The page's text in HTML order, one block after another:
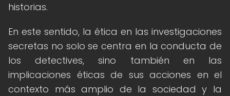
historias.
En este sentido, la ética en las investigaciones
secretas no solo se centra en la conducta de
los detectives, sino también en las
implicaciones éticas de sus acciones en el
contexto más amplio de la sociedad y la